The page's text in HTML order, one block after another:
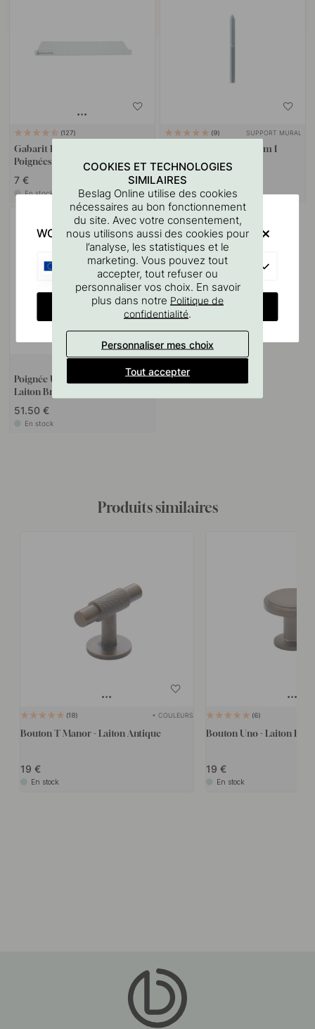
127
Gabarit De Perçage Pour
Poignées Et Boutons
7 €
En stock
9 SUPPORT MURAL
Goupille à vis M4x50mm 1
pièce
1.10 €
En stock
Poignée Uniform - 128mm -
Laiton Bruni
51.50 €
En stock
Produits similaires
18 + COULEURS
Bouton T Manor - Laiton Antique
19
En stock
6
Bouton Uno - Laiton
19
En stock
COOKIES ET TECHNOLOGIES
SIMILAIRES
Beslag Online utilise des cookies
nécessaires au bon fonctionnement
du site. Avec votre consentement,
nous utilisons aussi des cookies pour
l’analyse, les statistiques et le
marketing. Vous pouvez tout
accepter, tout refuser ou
personnaliser vos choix. En savoir
plus dans notre Politique de
confidentialité.
Personnaliser mes choix
Tout accepter
WOULD YOU RATHER VISIT?
CHANGE COUNTRY